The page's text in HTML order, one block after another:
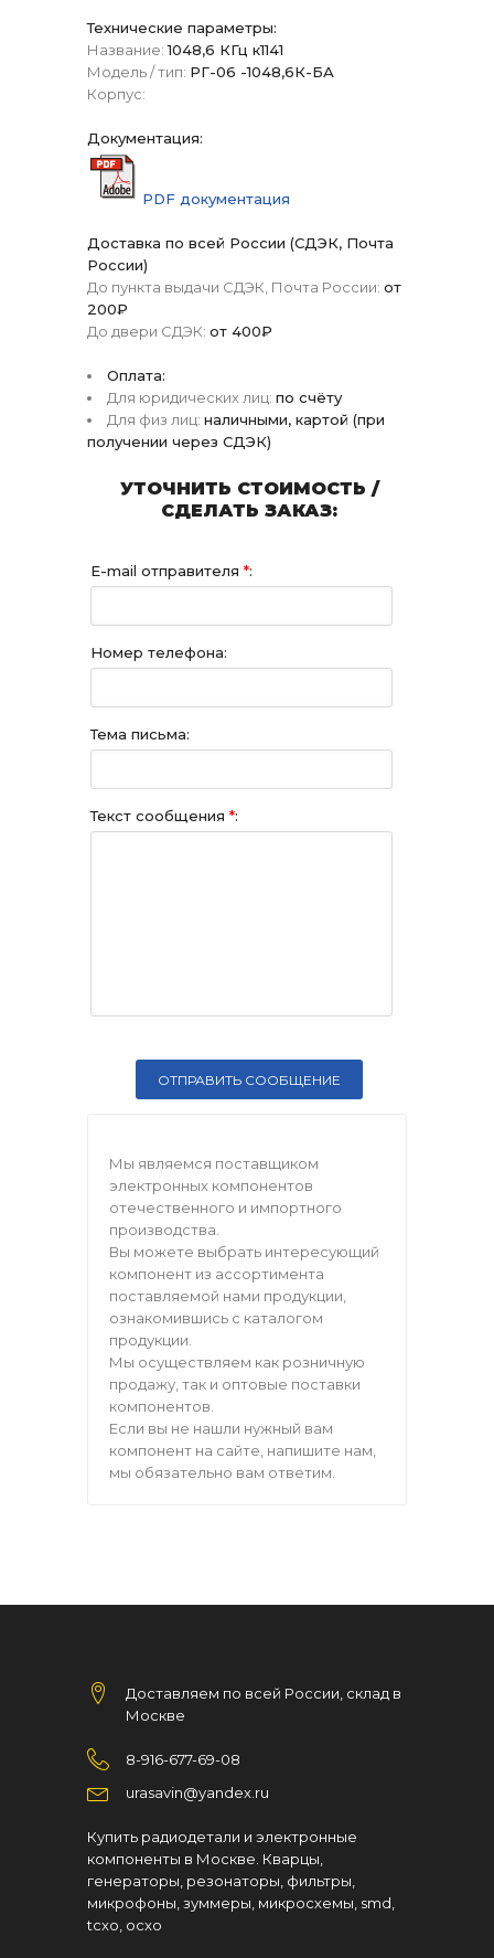
Технические параметры:
Название: 1048,6 КГц к1141
Модель / тип: РГ-06 -1048,6К-БА
Корпус:
Документация:
PDF документация
Доставка по всей России (СДЭК, Почта
России)
До пункта выдачи СДЭК, Почта России: от
200₽
До двери СДЭК: от 400₽
Оплата:
Для юридических лиц: по счёту
Для физ лиц: наличными, картой (при
получении через СДЭК)
УТОЧНИТЬ СТОИМОСТЬ /
СДЕЛАТЬ ЗАКАЗ:
E-mail отправителя *:
Номер телефона:
Тема письма:
Текст сообщения *:
Мы являемся поставщиком
электронных компонентов
отечественного и импортного
производства.
Вы можете выбрать интересующий
компонент из ассортимента
поставляемой нами продукции,
ознакомившись с каталогом
продукции.
Мы осуществляем как розничную
продажу, так и оптовые поставки
компонентов.
Если вы не нашли нужный вам
компонент на сайте, напишите нам,
мы обязательно вам ответим.
Доставляем по всей России, склад в
Москве
8-916-677-69-08
urasavin@yandex.ru
Купить радиодетали и электронные
компоненты в Москве. Кварцы,
генераторы, резонаторы, фильтры,
микрофоны, зуммеры, микросхемы, smd,
tcxo, ocxo